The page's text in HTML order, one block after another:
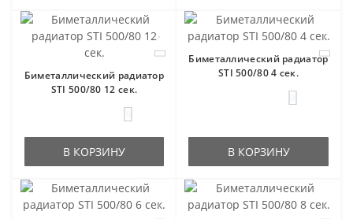
Биметаллический радиатор
STI 500/80 12 сек.
В КОРЗИНУ
Биметаллический радиатор
STI 500/80 4 сек.
В КОРЗИНУ